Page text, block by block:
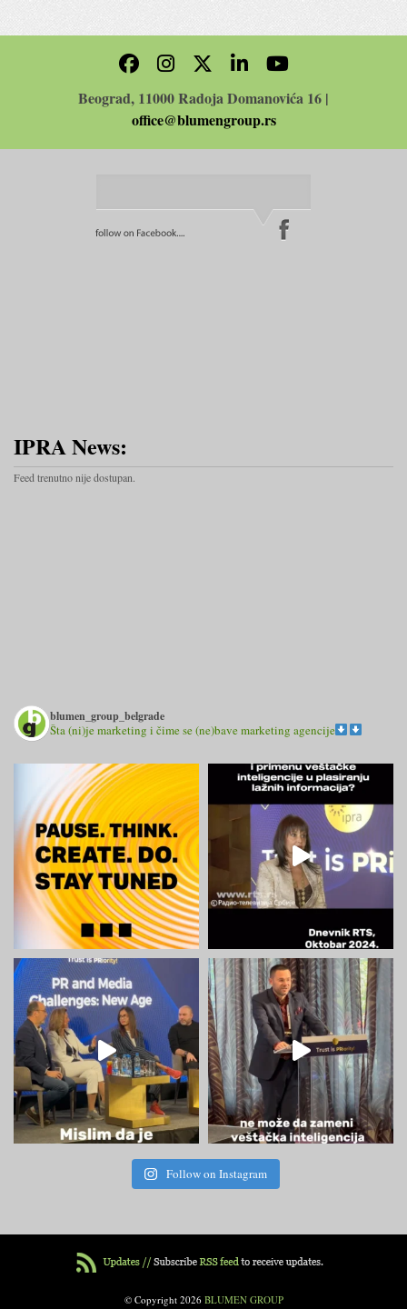
Beograd, 11000 Radoja Domanovića 16 |
office@blumengroup.rs
IPRA News:
Feed trenutno nije dostupan.
blumen_group_belgrade
Šta (ni)je marketing i čime se (ne)bave marketing agencije
Follow on Instagram
© Copyright 2026 BLUMEN GROUP